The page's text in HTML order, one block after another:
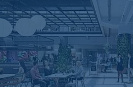
Name:
cookie_consent
Zweck:
Dieser Cookie speichert die
Einverständnis-Optionen des
Cookie Laufzeit: